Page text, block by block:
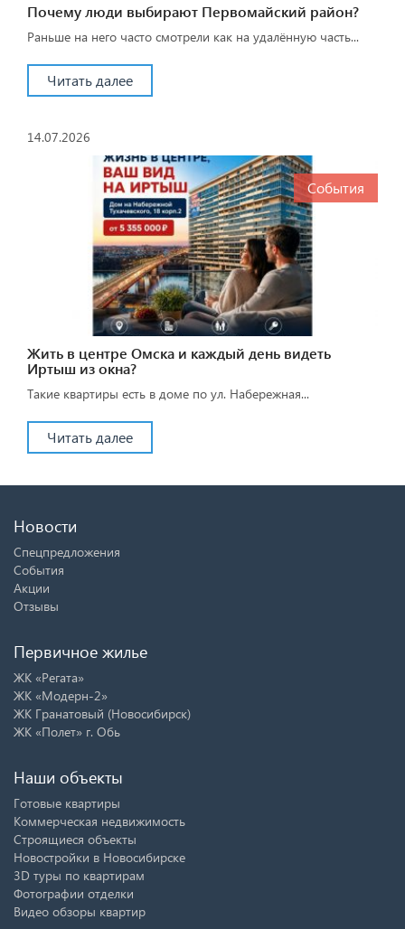
Почему люди выбирают Первомайский район?
Раньше на него часто смотрели как на удалённую часть...
Читать далее
14.07.2026
События
Жить в центре Омска и каждый день видеть
Иртыш из окна?
Такие квартиры есть в доме по ул. Набережная...
Читать далее
Новости
Спецпредложения
События
Акции
Отзывы
Первичное жилье
ЖК «Регата»
ЖК «Модерн-2»
ЖК Гранатовый (Новосибирск)
ЖК «Полет» г. Обь
Наши объекты
Готовые квартиры
Коммерческая недвижимость
Строящиеся объекты
Новостройки в Новосибирске
3D туры по квартирам
Фотографии отделки
Видео обзоры квартир